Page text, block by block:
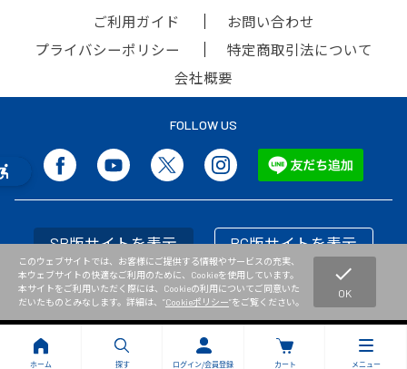
ご利用ガイド
お問い合わせ
プライバシーポリシー
特定商取引法について
会社概要
FOLLOW US
SP版サイトを表示 PC版サイトを表示
Copyright © NISHI Athletic Goods Co.,Ltd. All Rights Reserved.
このウェブサイトでは、お客様にご提供する情報やサービスの充実、
本ウェブサイトの快適なご利用のために、Cookieを使用しています。
本サイトをご利用いただく際には、Cookieの利用についてご同意いた
だいたものとみなします。詳細は、”Cookieポリシー”をご覧ください。
check
OK